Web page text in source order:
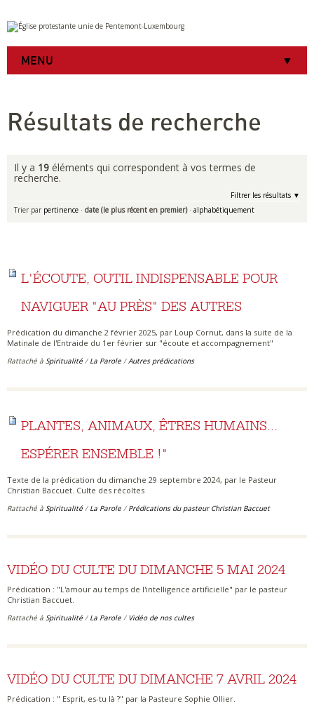
Aller
au
contenu.
à
Outils
personnels
MENU
Résultats de recherche
Il y a 19 éléments qui correspondent à vos termes de
recherche.
Filtrer les résultats
Trier par pertinence · date (le plus récent en premier) · alphabétiquement
L'ÉCOUTE, OUTIL INDISPENSABLE POUR
NAVIGUER "AU PRÈS" DES AUTRES
Prédication du dimanche 2 février 2025, par Loup Cornut, dans la suite de la
Matinale de l'Entraide du 1er février sur "écoute et accompagnement"
Rattaché à Spiritualité / La Parole /Autres prédications
PLANTES, ANIMAUX, ÊTRES HUMAINS...
ESPÉRER ENSEMBLE !"
Texte de la prédication du dimanche 29 septembre 2024, par le Pasteur
Christian Baccuet. Culte des récoltes
Rattaché à Spiritualité / La Parole / Prédications du pasteur Christian Baccuet
VIDÉO DU CULTE DU DIMANCHE 5 MAI 2024
Prédication : "L'amour au temps de l'intelligence artificielle" par le pasteur
Christian Baccuet.
Rattaché à Spiritualité / La Parole / Vidéo de nos cultes
VIDÉO DU CULTE DU DIMANCHE 7 AVRIL 2024
Prédication : " Esprit, es-tu là ?" par la Pasteure Sophie Ollier.